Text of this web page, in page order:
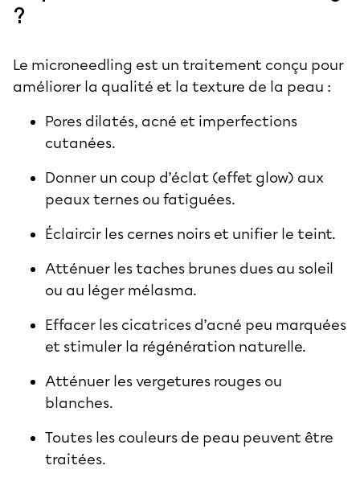
?
Le microneedling est un traitement conçu pour
améliorer la qualité et la texture de la peau :
Pores dilatés, acné et imperfections
cutanées.
Donner un coup d’éclat (effet glow) aux
peaux ternes ou fatiguées.
Éclaircir les cernes noirs et unifier le teint.
Atténuer les taches brunes dues au soleil
ou au léger mélasma.
Effacer les cicatrices d’acné peu marquées
et stimuler la régénération naturelle.
Atténuer les vergetures rouges ou
blanches.
Toutes les couleurs de peau peuvent être
traitées.